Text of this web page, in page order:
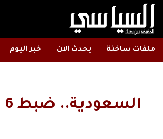
ملفات ساخنة يحدث الآن خبر اليوم